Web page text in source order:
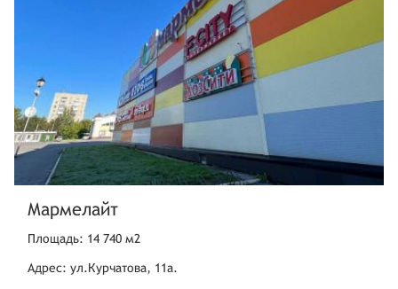
Мармелайт
Площадь: 14 740 м2
Адрес: ул.Курчатова, 11а.